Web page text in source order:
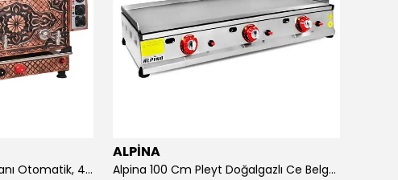
4 Demlikli Bakır Çay Kazanı Otomatik, 40 Litre
ALPİNA
Alpina 100 Cm Pleyt Doğalgazlı Ce Belgeli